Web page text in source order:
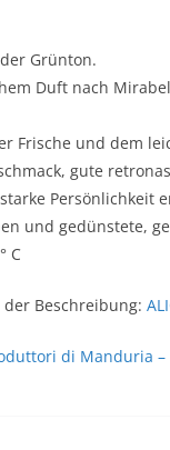
Grünton.
Duft nach
Frische und dem
gute
Persönlichkeit
und gedünstete,
C
der Beschreibung:
di Manduria